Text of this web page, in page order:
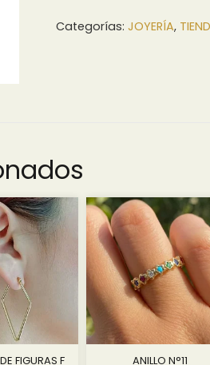
Categorías: JOYERÍA,
FIGURAS F ANILLO N°11